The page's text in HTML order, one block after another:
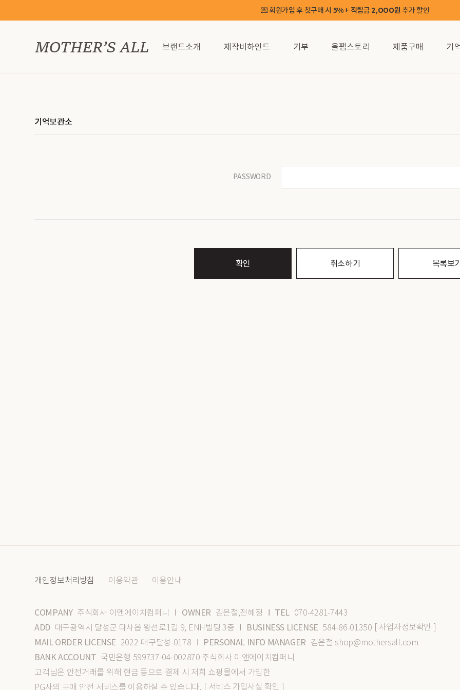
💌 회원가입 후 첫구매 시 5%+ 적립금2,OOO원추가 할인
브랜드소개 제작비하인드 기부 올팸스토리 제품구매 기
기억보관소
PASSWORD
확인 취소하기 목록보
개인정보처리방침 이용약관 이용안내
COMPANY 주식회사 이앤에이치컴퍼니 OWNER 김은철,전혜정 TEL 070-4281-7443
ADD 대구광역시 달성군 다사읍 왕선로1길 9, ENH빌딩 3층 BUSINESS LICENSE 584-86-01350 [ 사업자정보확인 ]
MAIL ORDER LICENSE 2022-대구달성-0178 PERSONAL INFO MANAGER 김은철 shop@mothersall.com
BANK ACCOUNT 국민은행 599737-04-002870 주식회사 이앤에이치컴퍼니
고객님은 안전거래를 위해 현금 등으로 결제 시 저희 쇼핑몰에서 가입한
PG사의 구매 안전 서비스를 이용하실 수 있습니다. [ 서비스 가입사실 확인 ]